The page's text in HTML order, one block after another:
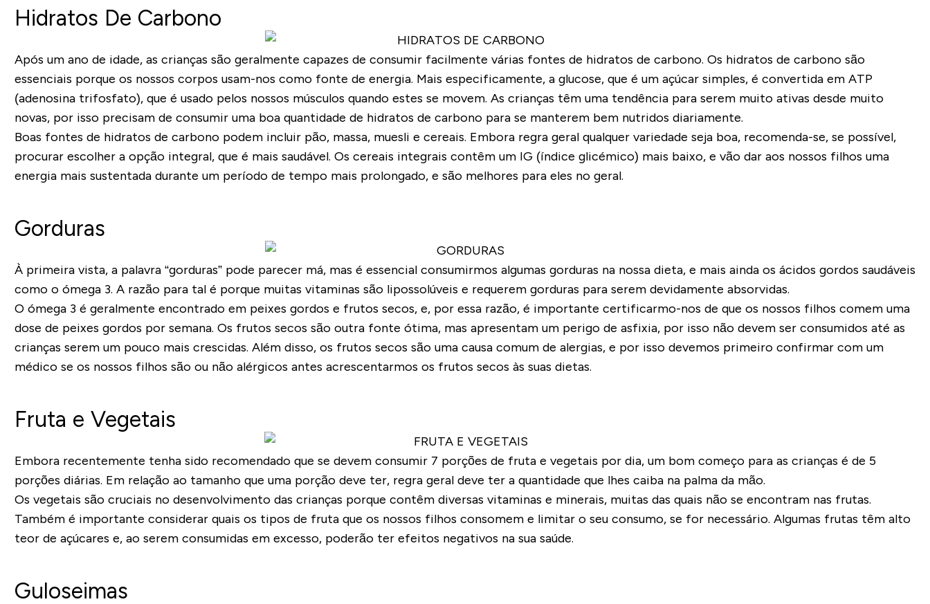
Hidratos De Carbono
Após um ano de idade, as crianças são geralmente capazes de consumir facilmente várias fontes de hidratos de carbono. Os hidratos de carbono são
essenciais porque os nossos corpos usam-nos como fonte de energia. Mais especificamente, a glucose, que é um açúcar simples, é convertida em ATP
(adenosina trifosfato), que é usado pelos nossos músculos quando estes se movem. As crianças têm uma tendência para serem muito ativas desde muito
novas, por isso precisam de consumir uma boa quantidade de hidratos de carbono para se manterem bem nutridos diariamente.
Boas fontes de hidratos de carbono podem incluir pão, massa, muesli e cereais. Embora regra geral qualquer variedade seja boa, recomenda-se, se possível,
procurar escolher a opção integral, que é mais saudável. Os cereais integrais contêm um IG (índice glicémico) mais baixo, e vão dar aos nossos filhos uma
energia mais sustentada durante um período de tempo mais prolongado, e são melhores para eles no geral.
Gorduras
À primeira vista, a palavra “gorduras” pode parecer má, mas é essencial consumirmos algumas gorduras na nossa dieta, e mais ainda os ácidos gordos saudáveis
como o ómega 3. A razão para tal é porque muitas vitaminas são lipossolúveis e requerem gorduras para serem devidamente absorvidas.
O ómega 3 é geralmente encontrado em peixes gordos e frutos secos, e, por essa razão, é importante certificarmo-nos de que os nossos filhos comem uma
dose de peixes gordos por semana. Os frutos secos são outra fonte ótima, mas apresentam um perigo de asfixia, por isso não devem ser consumidos até as
crianças serem um pouco mais crescidas. Além disso, os frutos secos são uma causa comum de alergias, e por isso devemos primeiro confirmar com um
médico se os nossos filhos são ou não alérgicos antes acrescentarmos os frutos secos às suas dietas.
Fruta e Vegetais
Embora recentemente tenha sido recomendado que se devem consumir 7 porções de fruta e vegetais por dia, um bom começo para as crianças é de 5
porções diárias. Em relação ao tamanho que uma porção deve ter, regra geral deve ter a quantidade que lhes caiba na palma da mão.
Os vegetais são cruciais no desenvolvimento das crianças porque contêm diversas vitaminas e minerais, muitas das quais não se encontram nas frutas.
Também é importante considerar quais os tipos de fruta que os nossos filhos consomem e limitar o seu consumo, se for necessário. Algumas frutas têm alto
teor de açúcares e, ao serem consumidas em excesso, poderão ter efeitos negativos na sua saúde.
Guloseimas